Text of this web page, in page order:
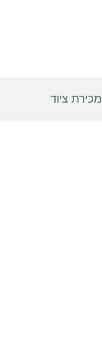
מכירת ציוד